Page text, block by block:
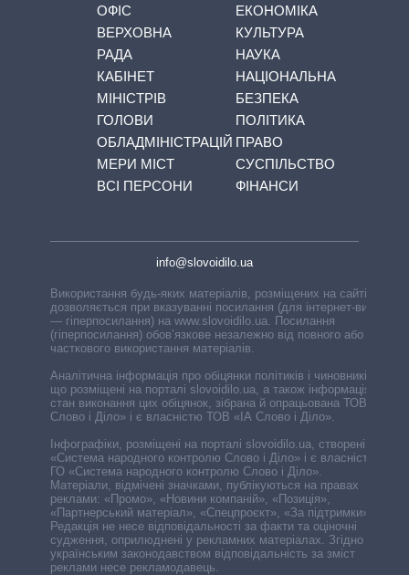
ОФІС
ВЕРХОВНА
РАДА
КАБІНЕТ
МІНІСТРІВ
ГОЛОВИ
ОБЛАДМІНІСТРАЦІЙ
МЕРИ МІСТ
ВСІ ПЕРСОНИ
ЕКОНОМІКА
КУЛЬТУРА
НАУКА
НАЦІОНАЛЬНА
БЕЗПЕКА
ПОЛІТИКА
ПРАВО
СУСПІЛЬСТВО
ФІНАНСИ
info@slovoidilo.ua
Використання будь-яких матеріалів, розміщених на сайті,
дозволяється при вказуванні посилання (для інтернет-видань
— гіперпосилання) на www.slovoidilo.ua. Посилання
(гіперпосилання) обов’язкове незалежно від повного або
часткового використання матеріалів.
Аналітична інформація про обіцянки політиків і чиновників,
що розміщені на порталі slovoidilo.ua, а також інформація про
стан виконання цих обіцянок, зібрана й опрацьована ТОВ «ІА
Слово і Діло» і є власністю ТОВ «ІА Слово і Діло».
Інфографіки, розміщені на порталі slovoidilo.ua, створені ГО
«Система народного контролю Слово і Діло» і є власністю
ГО «Система народного контролю Слово і Діло».
Матеріали, відмічені значками, публікуються на правах
реклами: «Промо», «Новини компаній», «Позиція»,
«Партнерський матеріал», «Спецпроєкт», «За підтримки».
Редакція не несе відповідальності за факти та оціночні
судження, оприлюднені у рекламних матеріалах. Згідно з
українським законодавством відповідальність за зміст
реклами несе рекламодавець.